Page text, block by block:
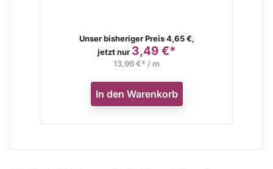
Verkaufspreis
Unser bisheriger Preis 4,65 €,
jetzt nur Preis
3,49 €*
13,96 €* / m
In den Warenkorb